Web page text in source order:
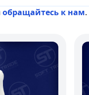
обращайтесь к нам.